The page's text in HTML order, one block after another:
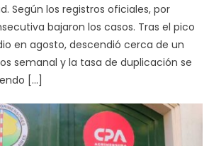
Según los registros oficiales, por
bajaron los casos. Tras el pico
en agosto, descendió cerca de un
semanal y la tasa de duplicación se
[…]